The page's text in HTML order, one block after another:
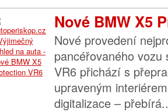
Nové BMW X5
Nové provedení
pancéřovaného
VR6 přichází s
upraveným
digitalizace –